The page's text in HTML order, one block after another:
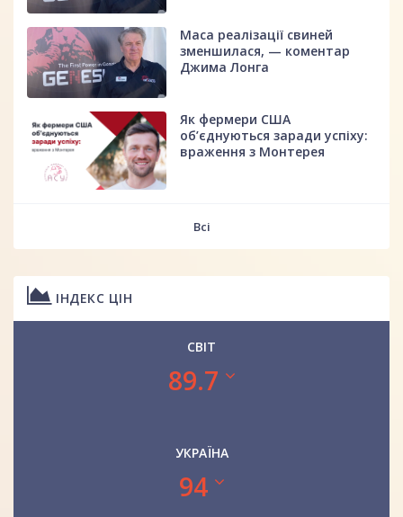
Маса реалізації свиней
зменшилася, — коментар
Джима Лонга
Як фермери США
об’єднуються заради успіху:
враження з Монтерея
Всі
ІНДЕКС ЦІН
СВІТ
89.7
УКРАЇНА
94